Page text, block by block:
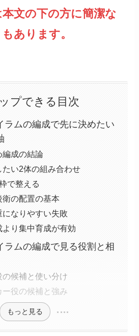
文の下の方に簡潔な
あります。
プできる目次
ラムの編成で先に決めたい
編成の結論
たい2体の組み合わせ
で整える
衛の配置の基本
になりやすい失敗
より集中育成が有効
ラムの編成で見る役割と相
の候補と使い分け
ー役の候補と強み
もっと見る